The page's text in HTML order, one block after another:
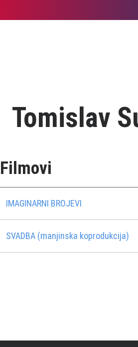
Tomislav
Filmovi
IMAGINARNI BROJEVI
SVADBA (manjinska koprodukcija)